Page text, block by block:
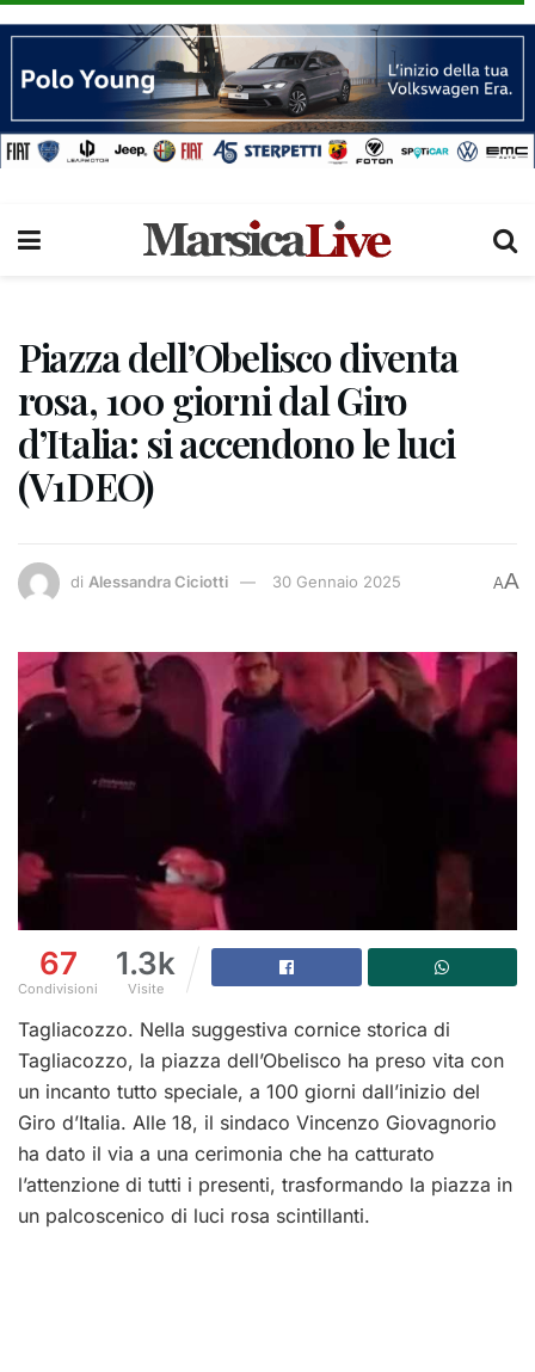
Piazza dell’Obelisco diventa
rosa, 100 giorni dal Giro
d’Italia: si accendono le luci
(V1DEO)
di Alessandra Ciciotti 30 Gennaio 2025 AA
67
Condivisioni
1.3k
Visite
Tagliacozzo. Nella suggestiva cornice storica di
Tagliacozzo, la piazza dell’Obelisco ha preso vita con
un incanto tutto speciale, a 100 giorni dall’inizio del
Giro d’Italia. Alle 18, il sindaco Vincenzo Giovagnorio
ha dato il via a una cerimonia che ha catturato
l’attenzione di tutti i presenti, trasformando la piazza in
un palcoscenico di luci rosa scintillanti.